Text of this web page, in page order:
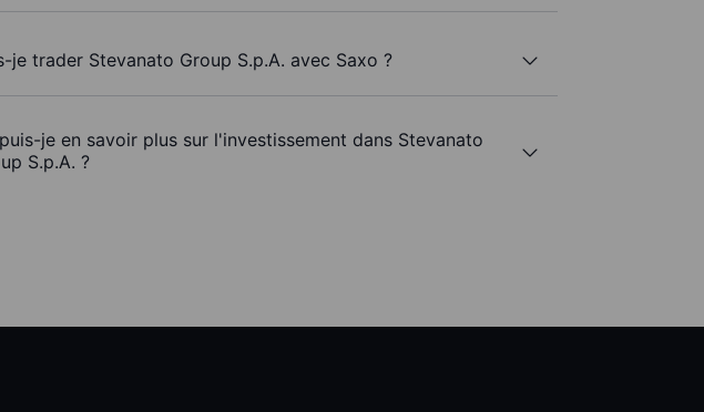
je trader Stevanato Group S.p.A. avec Saxo ?
je en savoir plus sur l'investissement dans Stevanato
S.p.A. ?